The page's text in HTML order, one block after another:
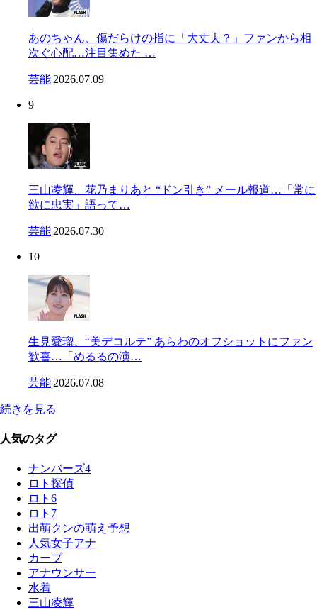
あのちゃん、傷だらけの指に「大丈夫？」ファンから相
次ぐ心配…注目集めた …
芸能|2026.07.09
9
三山凌輝、花乃まりあと “ドン引き” メール報道…「常に
欲に忠実」語って…
芸能|2026.07.30
10
生見愛瑠、“美デコルテ” あらわのオフショットにファン
歓喜…「めるるの演…
芸能|2026.07.08
続きを見る
人気のタグ
ナンバーズ4
ロト探偵
ロト6
ロト7
出萌クンの萌え予想
人気女子アナ
カープ
アナウンサー
水着
三山凌輝